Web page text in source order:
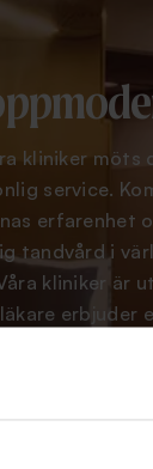
kliniker möts
service.
erfarenhet
tandvård i
kliniker är
erbjuder
våra kliniker i
Västerås,
Örebro,